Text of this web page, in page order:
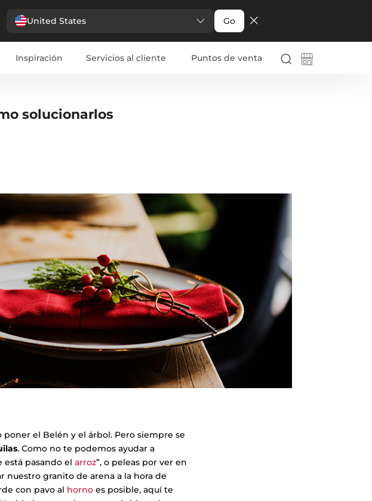
United States Go
Inspiración Servicios al cliente Puntos de venta
solucionarlos
el Belén y el árbol. Pero siempre se
. Como no te podemos ayudar a
está pasando elarroz”, o peleas por ver en
nuestro granito de arena a la hora de
con pavo al horno es posible, aquí te